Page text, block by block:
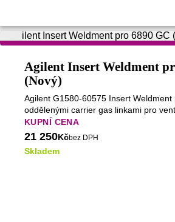
Agilent Insert Weldment
(Nový)
Agilent G1580-60575 Insert Weldment
oddělenými carrier gas linkami pro
G1540A.
KUPNÍ CENA
21 250Kčbez DPH
Skladem